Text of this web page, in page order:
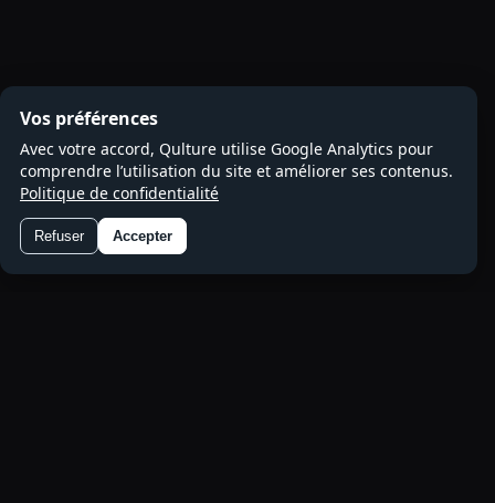
Vos préférences
Avec votre accord, Qulture utilise Google Analytics pour
comprendre l’utilisation du site et améliorer ses contenus.
Politique de confidentialité
Refuser Accepter